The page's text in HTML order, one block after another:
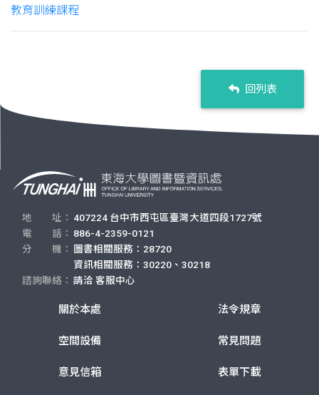
教育訓練課程
回列表
地 址： 407224 台中市西屯區臺灣大道四段1727號
電 話： 886-4-2359-0121
分 機：
圖書相關服務：28720
資訊相關服務：30220、30218
諮詢聯絡： 請洽 客服中心
關於本處
空間設備
意見信箱
法令規章
常見問題
表單下載